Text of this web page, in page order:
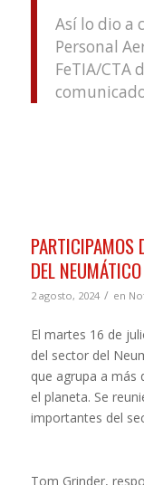
Así lo dio a
Personal
FeTIA/CTA
PARTICIPAMOS
DEL NEUMÁTICO
2 agosto, 2024 / en
El martes 16 de
del sector del
que agrupa a más
el planeta. Se
importantes del
Tom Grinder,